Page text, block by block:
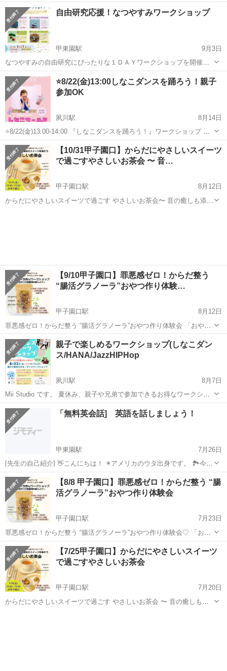
の ほたるかごのワークショップがさらにバージョンアップして 西宮阪
急に登場!!】 職人が稲わらを一本一本ていねいに編み、制作した小さ
な“光のカゴ...
兵庫 西宮市 西宮北口駅 ワークショップ ホタル
自由研究応援！なつやすみワークショップ
甲東園駅
9月3日
なつやすみの自由研究にぴったりな１ＤＡＹワークショップを開催。
講師の先生が楽しく丁寧な指導があるので、初めての方も大丈夫！ ４
つの講座からお好みのものを選んで、かわいく役立つ作品を仕上げま
しょう♪ 【開講ＷＳ】 ...
兵庫 西宮市 甲東園駅 ワークショップ
⭐️8/22(金)13:00しなこダンスを踊ろう！親子
参加OK
夙川駅
8月14日
⭐️8/22(金)13:00-14:00 『しなこダンスを踊ろう！』ワークショップ 場
所 Mii Studio 兵庫県西宮市相生町８−２５ イーズハイツ夙川 106
号室 ✩夙川駅 北口改札より徒歩4分 参加費100...
兵庫 夙川駅 ワークショップ スタジオ
【10/31甲子園口】からだにやさしいスイーツ
で過ごすやさしいお茶会 〜 音…
甲子園口駅
8月12日
からだにやさしいスイーツで過ごす やさしいお茶会〜 音の癒しも添え
【9/10甲子園口】罪悪感ゼロ！からだ整う
“腸活グラノーラ”おやつ作り体験…
甲子園口駅
8月12日
罪悪感ゼロ！からだ整う “腸活グラノーラ”おやつ作り体験会 「おやつ
は体に悪いもの」——そんなイメージ、まだありますか？ 実は、おや
つの時間こそ、 体にいい栄養をチャージするチャンスなんです。 今
回...
兵庫 西宮市 甲子園口駅 ワークショップ ヴィーガン
親子で楽しめるワークショップ(しなこダン
ス/HANA/JazzHIPHop
夙川駅
8月7日
Mii Studio です。 夏休み、親子や兄弟で参加できるお得なワークショ
ップ！ しなこダンスやHanaも踊れちゃうワークショップを開催しま
す。ぜひご参加ください。 〜案内〜 夏休みダンスワークショップ開催
決定🌞 . ...
兵庫 夙川駅 ワークショップ HANA
「無料英会話] 英語を話しましょう！
甲東園駅
7月26日
[先生の自己紹介] 👋こんにちは！ ✴️アメリカのウタ出身です。 🏞今は
ボランティアで米子に住んでいます。 ✴️20才です。 [何で無料] ✴️今私
たちは末日聖徒イエスキリスト教会の宣教師としてボランティアをし
ています。 ...
兵庫 甲東園駅 ワークショップ 無料
【8/8 甲子園口】罪悪感ゼロ！からだ整う “腸
活グラノーラ”おやつ作り体験会
甲子園口駅
7月23日
罪悪感ゼロ！からだ整う “腸活グラノーラ”おやつ作り体験会♡ 「おや
つは体に悪いもの」——そんなイメージ、まだありますか？ 実は、お
やつの時間こそ、体にいい栄養をチャージするチャンスなんです。 今
回つ...
兵庫 甲子園口駅 ワークショップ ヴィーガン
【7/25甲子園口】からだにやさしいスイーツ
で過ごすやさしいお茶会
甲子園口駅
7月20日
からだにやさしいスイーツで過ごす やさしいお茶会 〜 音の癒しも添